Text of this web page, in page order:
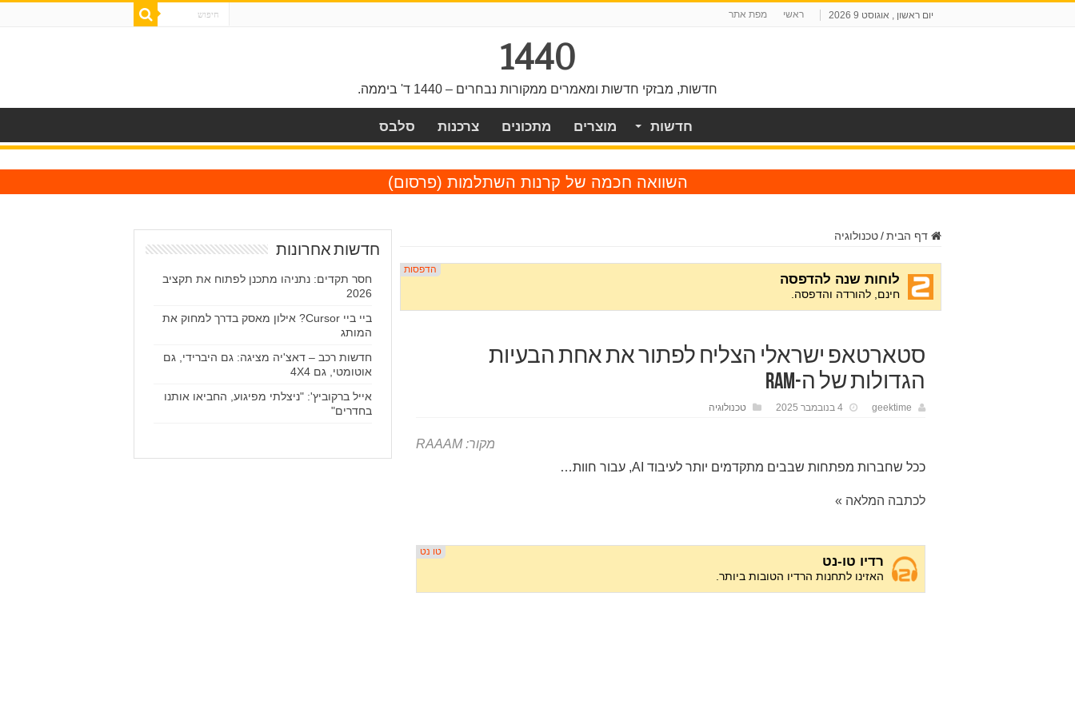
יום ראשון , אוגוסט 9 2026 ראשי מפת אתר
1440
חדשות, מבזקי חדשות ומאמרים ממקורות נבחרים – 1440 ד' ביממה.
חדשות מוצרים מתכונים צרכנות סלבס
השוואה חכמה של קרנות השתלמות (פרסום)
דף הבית/טכנולוגיה
סטארטאפ ישראלי הצליח לפתור את אחת הבעיות
הגדולות של ה-RAM
geektime 4 בנובמבר 2025 טכנולוגיה
מקור: RAAAM
ככל שחברות מפתחות שבבים מתקדמים יותר לעיבוד AI, עבור חוות…
לכתבה המלאה »
חדשות אחרונות
חסר תקדים: נתניהו מתכנן לפתוח את תקציב
2026
ביי ביי Cursor? אילון מאסק בדרך למחוק את
המותג
חדשות רכב – דאצ'יה מציגה: גם היברידי, גם
אוטומטי, גם 4X4
אייל ברקוביץ': "ניצלתי מפיגוע, החביאו אותנו
בחדרים"